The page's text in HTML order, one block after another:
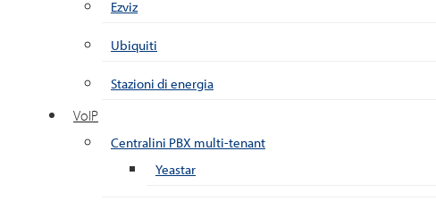
Ezviz
Ubiquiti
Stazioni di energia
VoIP
Centralini PBX multi-tenant
Yeastar